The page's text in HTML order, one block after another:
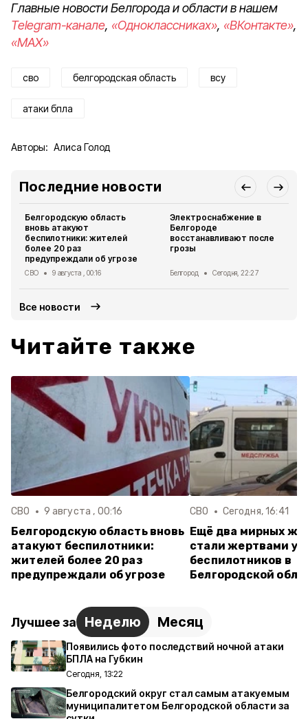
Главные новости Белгорода и области в нашем
Telegram-канале, «Одноклассниках», «ВКонтакте»,
«MAX»
сво белгородская область всу
атаки бпла
Авторы: Алиса Голод
Последние новости
Белгородскую область
вновь атакуют
беспилотники: жителей
более 20 раз
предупреждали об угрозе
СВО 9 августа , 00:16
Электроснабжение в
Белгороде
восстанавливают после
грозы
Белгород Сегодня, 22:27
Все новости
Читайте также
СВО 9 августа , 00:16
Белгородскую область вновь
атакуют беспилотники:
жителей более 20 раз
предупреждали об угрозе
СВО Сегодня, 16:41
Ещё два мирных
стали жертвами
беспилотников в
Белгородской
Лучшее за Неделю Месяц
Появились фото последствий ночной атаки
БПЛА на Губкин
Сегодня, 13:22
Белгородский округ стал самым атакуемым
муниципалитетом Белгородской области за